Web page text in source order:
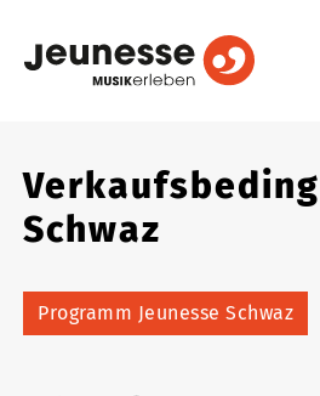
Schwaz
Programm Jeunesse Schwaz